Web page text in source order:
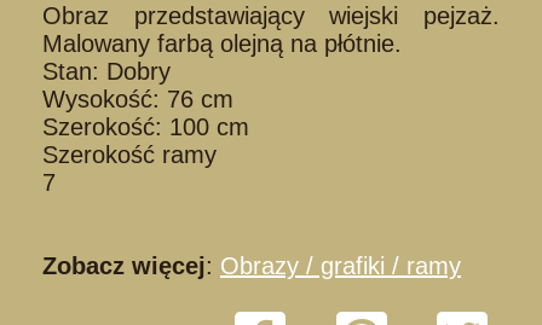
Obraz przedstawiający wiejski pejzaż.
Malowany farbą olejną na płótnie.
Stan: Dobry
Wysokość: 76 cm
Szerokość: 100 cm
Szerokość ramy
7
Zobacz więcej: Obrazy / grafiki / ramy